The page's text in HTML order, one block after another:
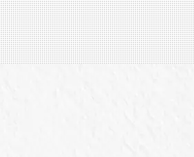
別会員開催
展・参加
(News Letter)
コラム
ュース・事業紹介
ベント
容
本橋エリアについて